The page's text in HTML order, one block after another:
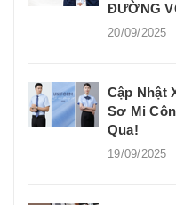
ĐƯỜNG
20/09/2025
Cập Nhật
Sơ Mi
Qua!
19/09/2025